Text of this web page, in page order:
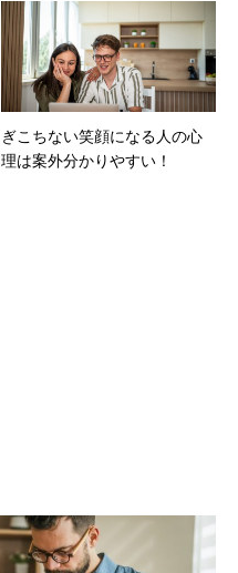
ぎこちない笑顔になる人の心
理は案外分かりやすい！